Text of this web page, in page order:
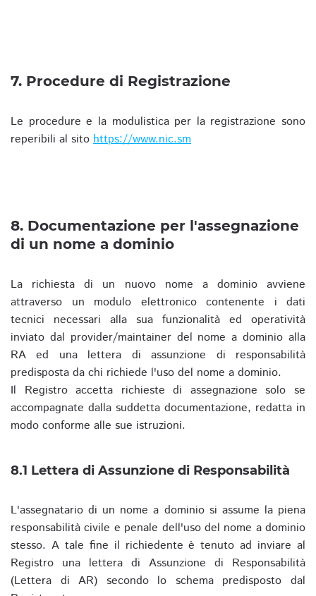
7. Procedure di Registrazione
Le procedure e la modulistica per la registrazione sono
reperibili al sito https://www.nic.sm
8. Documentazione per l'assegnazione
di un nome a dominio
La richiesta di un nuovo nome a dominio avviene
attraverso un modulo elettronico contenente i dati
tecnici necessari alla sua funzionalità ed operatività
inviato dal provider/maintainer del nome a dominio alla
RA ed una lettera di assunzione di responsabilità
predisposta da chi richiede l'uso del nome a dominio.
Il Registro accetta richieste di assegnazione solo se
accompagnate dalla suddetta documentazione, redatta in
modo conforme alle sue istruzioni.
8.1 Lettera di Assunzione di Responsabilità
L'assegnatario di un nome a dominio si assume la piena
responsabilità civile e penale dell'uso del nome a dominio
stesso. A tale fine il richiedente è tenuto ad inviare al
Registro una lettera di Assunzione di Responsabilità
(Lettera di AR) secondo lo schema predisposto dal